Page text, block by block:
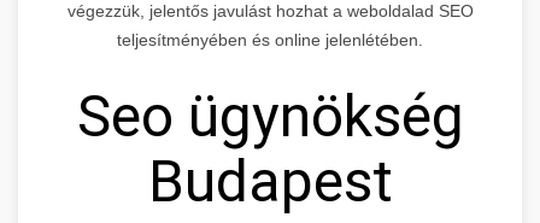
végezzük, jelentős javulást hozhat a weboldalad SEO
teljesítményében és online jelenlétében.
Seo ügynökség
Budapest